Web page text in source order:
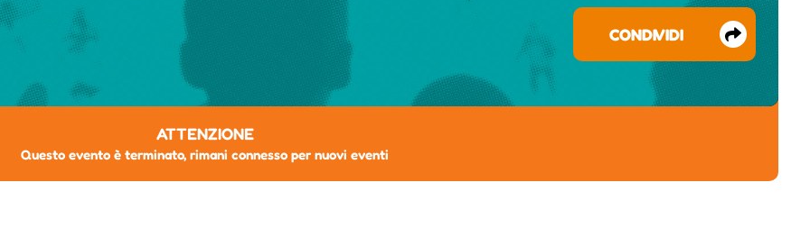
CONDIVIDI
ATTENZIONE
Questo evento è terminato, rimani connesso per nuovi eventi